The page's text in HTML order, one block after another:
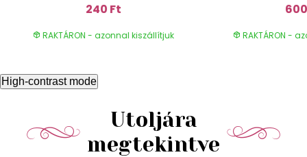
240 Ft
RAKTÁRON - azonnal kiszállítjuk RAKTÁRON -
High-contrast mode
Utoljára
megtekintve